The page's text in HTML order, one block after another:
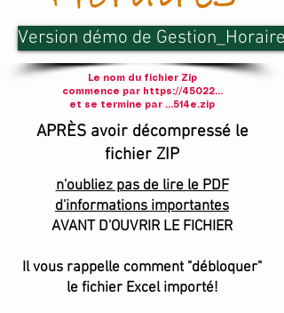
Version démo de Gestion_Horaires
Le nom du fichier Zip
commence par https://45022...
et se termine par ...514e.zip
APRÈS avoir décompressé le
fichier ZIP
n'oubliez pas de lire le PDF
d'informations importantes
AVANT D'OUVRIR LE FICHIER
Il vous rappelle comment "débloquer"
le fichier Excel importé!